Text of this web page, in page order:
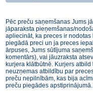
Pēc preču saņemšanas Jums
jāparaksta pieņemšanas/
apliecināt, ka preces ir
piegādā preci un ja preces
ārpuses, Jums sūtījuma
komentārs), vai jāuzraksta
kurjera klātbūtnē. Kurjers
neuzņemas atbildību par
preču nepilnībām, kas bija
preču piegādes apstiprinājumā.